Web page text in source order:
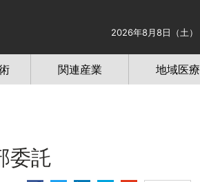
2026年8月8日（土）
関連産業 地域医療
委託